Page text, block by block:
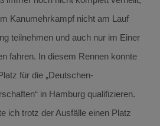
Kanumehrkampf nicht am Lauf
teilnehmen und auch nur im Einer
fahren. In diesem Rennen konnte
für die „Deutschen-
in Hamburg qualifizieren.
ich trotz der Ausfälle einen Platz